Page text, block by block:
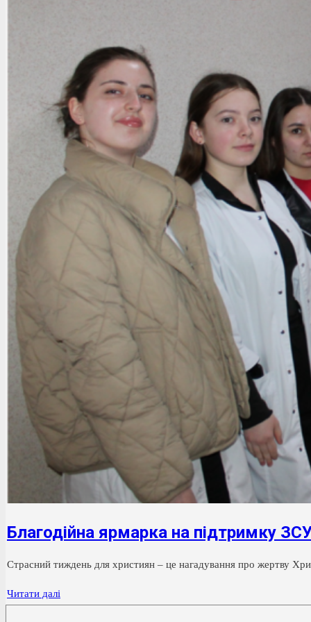
Благодійна ярмарка на підтримку
Страсний тиждень для християн – це нагадування про жертву
Читати далі